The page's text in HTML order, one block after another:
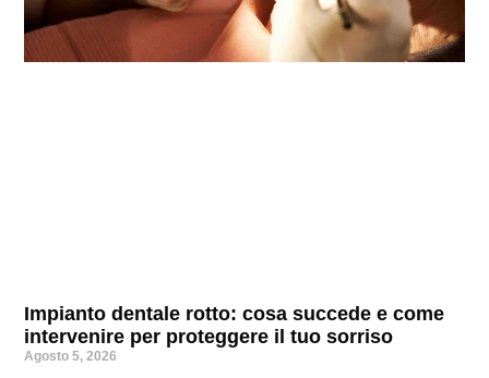
Impianto dentale rotto: cosa succede e come
intervenire per proteggere il tuo sorriso
Agosto 5, 2026